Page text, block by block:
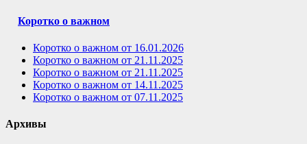
Коротко о важном
Коротко о важном от 16.01.2026
Коротко о важном от 21.11.2025
Коротко о важном от 21.11.2025
Коротко о важном от 14.11.2025
Коротко о важном от 07.11.2025
Архивы